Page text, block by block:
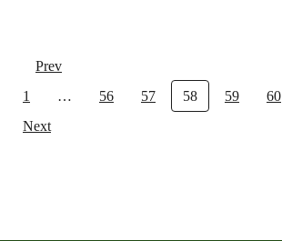
Prev
1
… 56 57 58 59 60
Next